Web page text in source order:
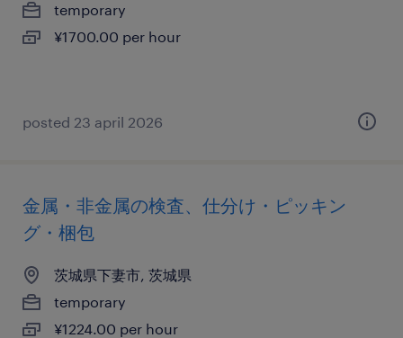
temporary
¥1700.00 per hour
posted 23 april 2026
金属・非金属の検査、仕分け・ピッキン
グ・梱包
茨城県下妻市, 茨城県
temporary
¥1224.00 per hour